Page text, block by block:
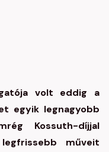
volt eddig a
egyik legnagyobb
Kossuth-díjjal
műveit